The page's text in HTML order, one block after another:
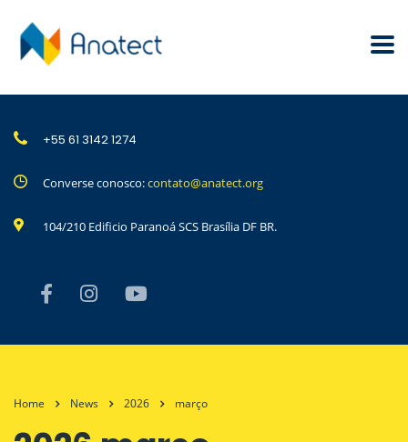
+55 61 3142 1274
Converse conosco:contato@anatect.org
104/210 Edificio Paranoá SCS Brasília DF BR.
Home News 2026 março